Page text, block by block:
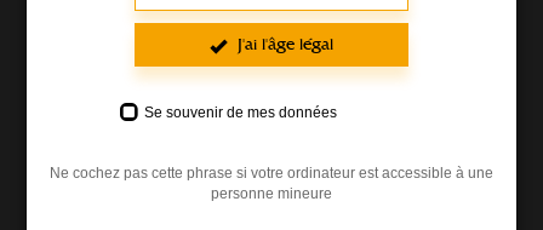
J'ai l'âge légal
Se souvenir de mes données
Ne cochez pas cette phrase si votre ordinateur est accessible à une
personne mineure